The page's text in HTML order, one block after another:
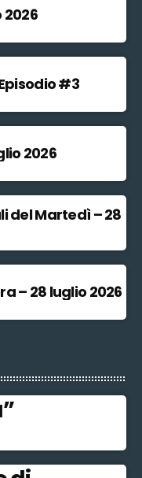
2026
#3
2026
del Martedì – 28
– 28 luglio 2026